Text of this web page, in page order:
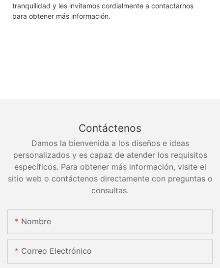
tranquilidad y les invitamos cordialmente a contactarnos
para obtener más información.
Contáctenos
Damos la bienvenida a los diseños e ideas
personalizados y es capaz de atender los requisitos
específicos. Para obtener más información, visite el
sitio web o contáctenos directamente con preguntas o
consultas.
Nombre
Correo Electrónico